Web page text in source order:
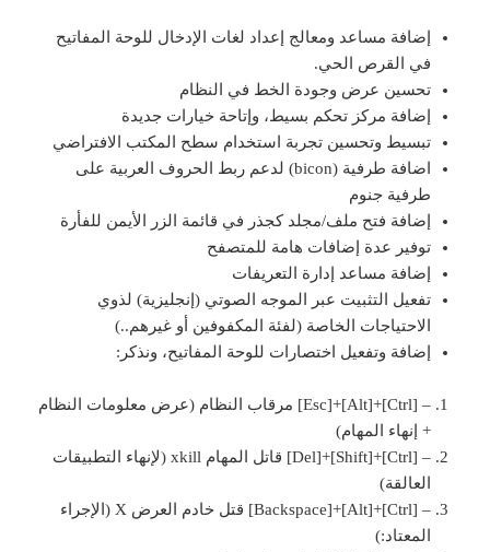
إضافة مساعد ومعالج إعداد لغات الإدخال للوحة المفاتيح
في القرص الحي.
تحسين عرض وجودة الخط في النظام
إضافة مركز تحكم بسيط، وإتاحة خيارات جديدة
تبسيط وتحسين تجربة استخدام سطح المكتب الافتراضي
اضافة طرفية (bicon) لدعم ربط الحروف العربية على
طرفية جنوم
إضافة فتح ملف/مجلد كجذر في قائمة الزر الأيمن للفأرة
توفير عدة إضافات هامة للمتصفح
إضافة مساعد إدارة التعريفات
تفعيل التثبيت عبر الموجه الصوتي (إنجليزية) لذوي
الاحتياجات الخاصة (لفئة المكفوفين أو غيرهم..)
إضافة وتفعيل اختصارات للوحة المفاتيح، ونذكر:
– [Ctrl]+[Alt]+[Esc] مرقاب النظام (عرض معلومات النظام
+ إنهاء المهام)
– [Ctrl]+[Shift]+[Del] قاتل المهام xkill (لإنهاء التطبيقات
العالقة)
– [Ctrl]+[Alt]+[Backspace] قتل خادم العرض X (الإجراء
المعتاد:)